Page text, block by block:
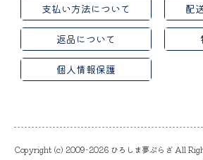
支払い方法について 配
返品について
個人情報保護
Copyright (c) 2009-2026 ひろしま夢ぷらざ All